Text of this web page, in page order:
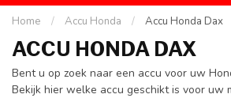
Home / Accu Honda / Accu Honda Dax
ACCU HONDA DAX
Bent u op zoek naar een accu voor uw
Bekijk hier welke accu geschikt is voor uw